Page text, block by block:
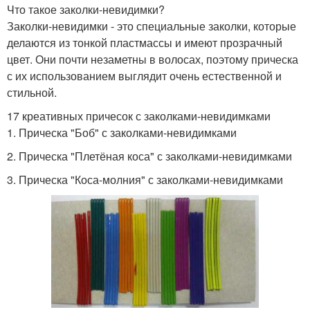
Что такое заколки-невидимки?
Заколки-невидимки - это специальные заколки, которые
делаются из тонкой пластмассы и имеют прозрачный
цвет. Они почти незаметны в волосах, поэтому прическа
с их использованием выглядит очень естественной и
стильной.
17 креативных причесок с заколками-невидимками
1. Прическа "Боб" с заколками-невидимками
2. Прическа "Плетёная коса" с заколками-невидимками
3. Прическа "Коса-молния" с заколками-невидимками